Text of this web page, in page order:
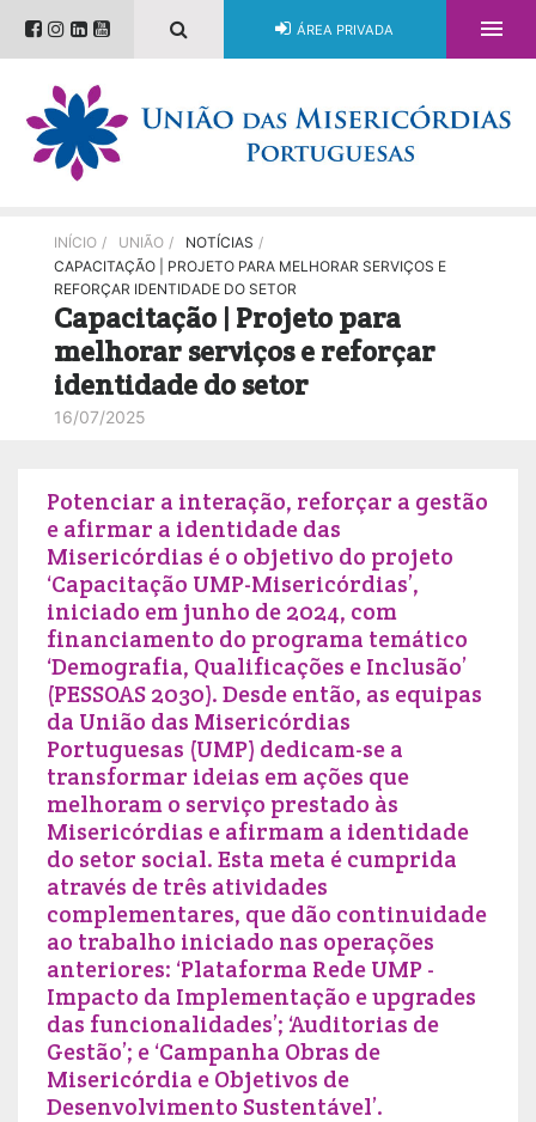
ÁREA PRIVADA 
INÍCIO / UNIÃO / NOTÍCIAS /
CAPACITAÇÃO | PROJETO PARA MELHORAR SERVIÇOS E
REFORÇAR IDENTIDADE DO SETOR
Capacitação | Projeto para
melhorar serviços e reforçar
identidade do setor
16/07/2025
Potenciar a interação, reforçar a gestão
e afirmar a identidade das
Misericórdias é o objetivo do projeto
‘Capacitação UMP-Misericórdias’,
iniciado em junho de 2024, com
financiamento do programa temático
‘Demografia, Qualificações e Inclusão’
(PESSOAS 2030). Desde então, as equipas
da União das Misericórdias
Portuguesas (UMP) dedicam-se a
transformar ideias em ações que
melhoram o serviço prestado às
Misericórdias e afirmam a identidade
do setor social. Esta meta é cumprida
através de três atividades
complementares, que dão continuidade
ao trabalho iniciado nas operações
anteriores: ‘Plataforma Rede UMP -
Impacto da Implementação e upgrades
das funcionalidades’; ‘Auditorias de
Gestão’; e ‘Campanha Obras de
Misericórdia e Objetivos de
Desenvolvimento Sustentável’.